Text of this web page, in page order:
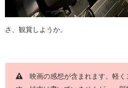
さ、観賞しようか。
映画の感想が含まれます。軽く